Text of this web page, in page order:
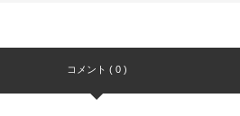
コメント ( 0 )